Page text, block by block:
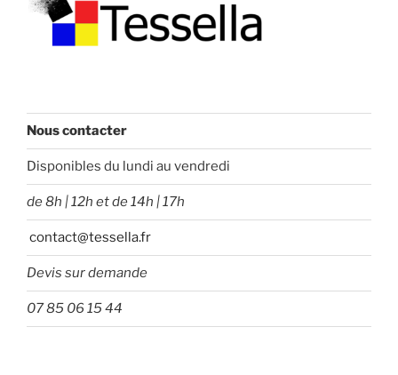
Nous contacter
Disponibles du lundi au vendredi
de 8h | 12h et de 14h | 17h
contact@tessella.fr
Devis sur demande
07 85 06 15 44